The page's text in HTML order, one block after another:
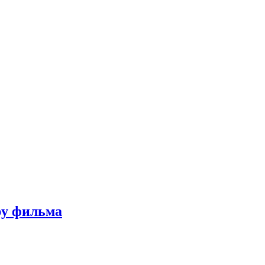
фильма